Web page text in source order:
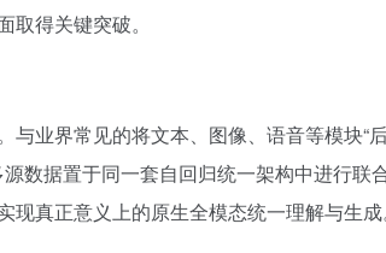
得关键突破。
业界常见的将文本、图像、语音等模块“
数据置于同一套自回归统一架构中进行联合
真正意义上的原生全模态统一理解与生成